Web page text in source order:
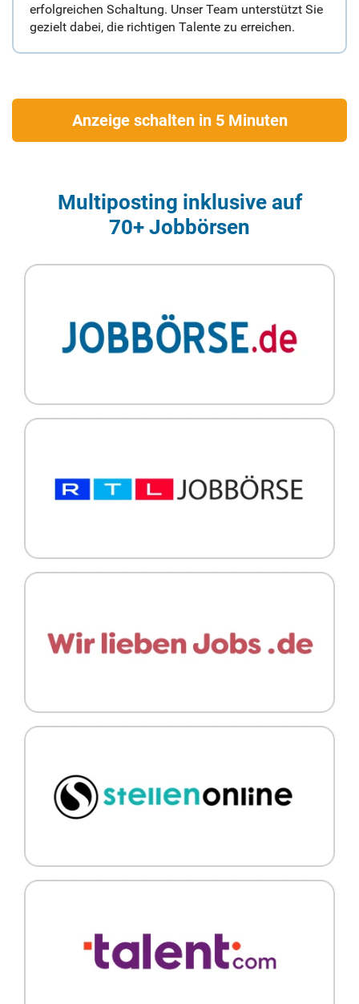
erfolgreichen Schaltung. Unser Team unterstützt Sie
gezielt dabei, die richtigen Talente zu erreichen.
Anzeige schalten in 5 Minuten
Multiposting inklusive auf
70+ Jobbörsen